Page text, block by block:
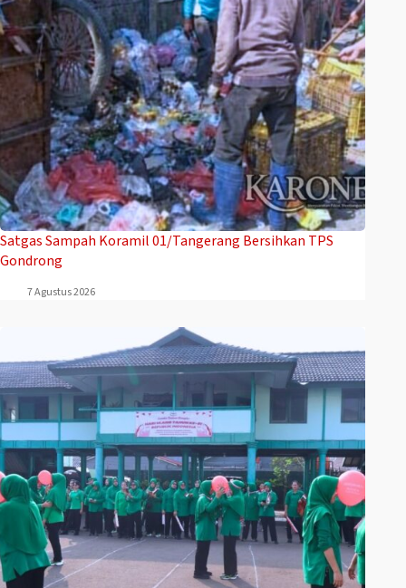
Satgas Sampah Koramil 01/Tangerang Bersihkan TPS
Gondrong
7 Agustus 2026